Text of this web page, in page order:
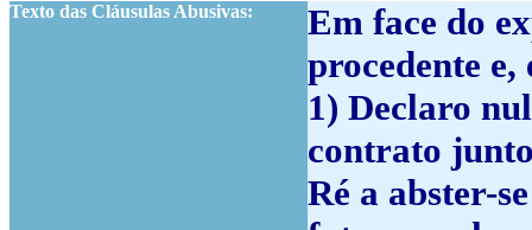
Texto das Cláusulas Abusivas:
Em face do
procedente e,
1) Declaro
contrato
Ré a abster-